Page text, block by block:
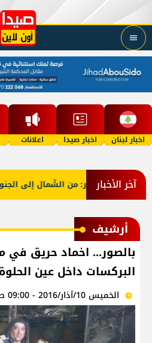
اخبار لبنان اخبار صيدا اعلانات
آخر الأخبار
بالصّور: من الشّمال إلى الجنوب...
أرشيف
بالصور... اخماد حريق
البركسات داخل عين الحلوة
الخميس 10/آذار/2016 - 09:00 ص